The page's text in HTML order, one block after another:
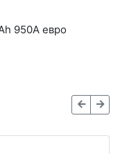
950A евро